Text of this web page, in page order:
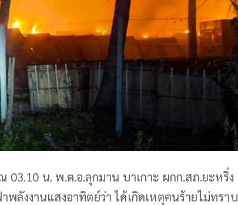
03.10 น. พ.ต.อ.ลุกมาน บาเกาะ ผกก.สภ.ยะหริ่ง
ลังงานแสงอาทิตย์ว่า ได้เกิดเหตุคนร้ายไม่ทราบ